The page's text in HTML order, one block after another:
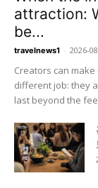
attraction:
be...
travelnews1 - 2026-
Creators can
different job: they
last beyond the